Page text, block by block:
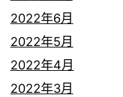
2022年6月
2022年5月
2022年4月
2022年3月